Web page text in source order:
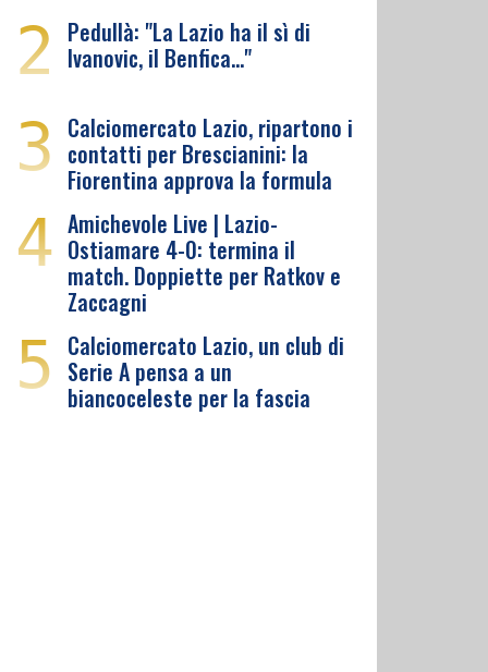
2 Pedullà: "La Lazio ha il sì di
Ivanovic, il Benfica…"
3 Calciomercato Lazio, ripartono i
contatti per Brescianini: la
Fiorentina approva la formula
4 Amichevole Live | Lazio-
Ostiamare 4-0: termina il
match. Doppiette per Ratkov e
Zaccagni
5 Calciomercato Lazio, un club di
Serie A pensa a un
biancoceleste per la fascia